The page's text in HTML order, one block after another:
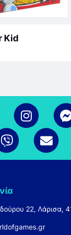
Kid
22, Λάρισα,